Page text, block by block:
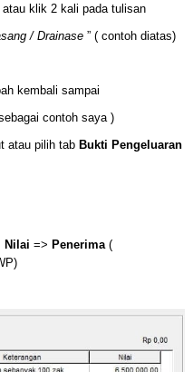
klik 2 kali pada tulisan
/ Drainase” ( contoh diatas)
kembali sampai
contoh saya )
atau pilih tab Bukti Pengeluaran
Nilai => Penerima(